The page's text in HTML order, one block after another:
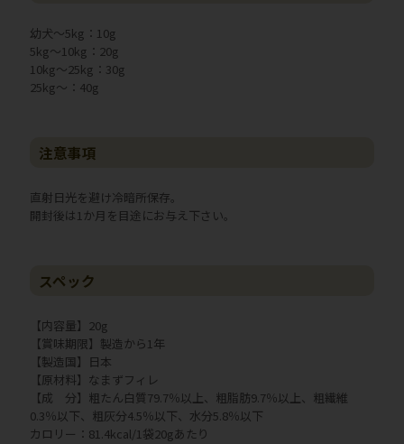
幼犬～5kg：10g
5kg～10kg：20g
10kg～25kg：30g
25kg～：40g
注意事項
直射日光を避け冷暗所保存。
開封後は1か月を目途にお与え下さい。
スペック
【内容量】20g
【賞味期限】製造から1年
【製造国】日本
【原材料】なまずフィレ
【成 分】粗たん白質79.7％以上、粗脂肪9.7％以上、粗繊維
0.3％以下、粗灰分4.5％以下、水分5.8％以下
カロリー：81.4kcal/1袋20gあたり